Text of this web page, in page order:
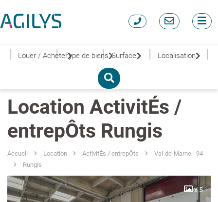
| Louer / Acheter
| Type de biens
| Surface | Localisation |
Location ActivitÉs /
entrepÔts Rungis
Accueil Location ActivitÉs / entrepÔts
Val-de-Marne - 94
Rungis
x 5